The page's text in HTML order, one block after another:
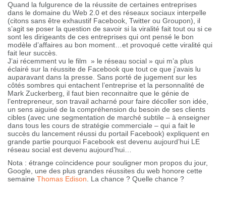
Quand la fulgurence de la réussite de certaines entreprises
dans le domaine du Web 2.0 et des réseaux sociaux interpelle
(citons sans être exhaustif Facebook, Twitter ou Groupon), il
s’agit se poser la question de savoir si la viralité fait tout ou si ce
sont les dirigeants de ces entreprises qui ont pensé le bon
modèle d’affaires au bon moment…et provoqué cette viralité qui
fait leur succès.
J’ai récemment vu le film » le réseau social » qui m’a plus
éclairé sur la réussite de Facebook que tout ce que j’avais lu
auparavant dans la presse. Sans porté de jugement sur les
côtés sombres qui entachent l’entreprise et la personnalité de
Mark Zuckerberg, il faut bien reconnaitre que le génie de
l’entrepreneur, son travail acharné pour faire décoller son idée,
un sens aiguisé de la compréhension du besoin de ses clients
cibles (avec une segmentation de marché subtile – à enseigner
dans tous les cours de stratégie commerciale – qui a fait le
succès du lancement réussi du portail Facebook) expliquent en
grande partie pourquoi Facebook est devenu aujourd’hui LE
réseau social est devenu aujourd’hui…
Nota : étrange coïncidence pour souligner mon propos du jour,
Google, une des plus grandes réussites du web honore cette
semaine Thomas Edison . La chance ? Quelle chance ?